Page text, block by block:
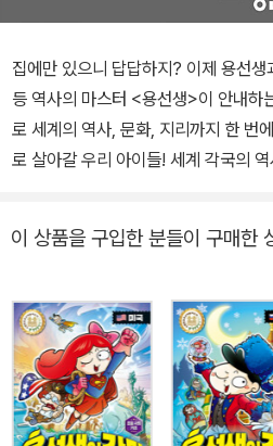
집에만 있으니 답답하지? 이제 용선생
등 역사의 마스터 <용선생>이 안내하
로 세계의 역사, 문화, 지리까지 한 번에 잡는다! 드넓은
로 살아갈 우리 아이들! 세계 각국의
적인 세계사 학습이 시작되죠. 하지만
부모님들이 이왕이면 ‘직접’ 여행을
모습을 아이들에게 보여주길 원하시
하니 이것 역시 쉬운 선택이 아니죠. 방안에서 세계를 향한 호기심을
키우는 아이들을 위해, 용선생이 나섰
국사》, 《교양으로 읽는 용선생 세계사
이 상품을 구입한 분들이 구매한